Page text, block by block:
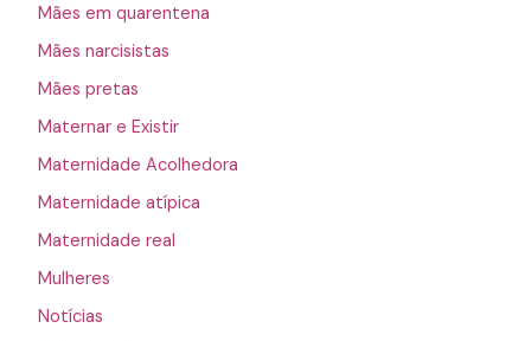
Mães em quarentena
Mães narcisistas
Mães pretas
Maternar e Existir
Maternidade Acolhedora
Maternidade atípica
Maternidade real
Mulheres
Notícias